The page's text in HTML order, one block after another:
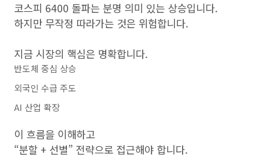
코스피 6400 돌파는 분명 의미 있는 상승입니다.
하지만 무작정 따라가는 것은 위험합니다.
지금 시장의 핵심은 명확합니다.
반도체 중심 상승
외국인 수급 주도
AI 산업 확장
이 흐름을 이해하고
“분할 + 선별” 전략으로 접근해야 합니다.